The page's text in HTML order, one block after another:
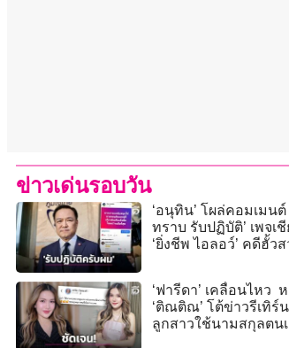
ข่าวเด่นรอบวัน
‘อนุทิน’ โผล่คอมเมนต์
ทราบ รับปฏิบัติ’ เพจเ
‘ยิ่งชีพ ไอลอว์’ คดีฮั้วส
‘ฟารีดา’ เคลื่อนไหว
‘ติณติณ’ โต้ข่าวรีเทิร์
ลูกสาวใช้นามสกุลตนเ